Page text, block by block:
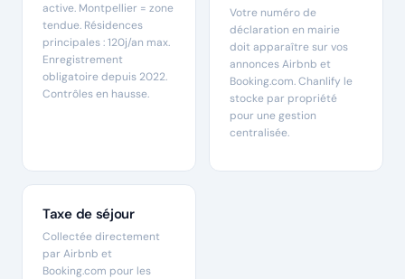
active. Montpellier = zone
tendue. Résidences
principales : 120j/an max.
Enregistrement
obligatoire depuis 2022.
Contrôles en hausse.
Votre numéro de
déclaration en mairie
doit apparaître sur vos
annonces Airbnb et
Booking.com. Chanlify le
stocke par propriété
pour une gestion
centralisée.
Taxe de séjour
Collectée directement
par Airbnb et
Booking.com pour les